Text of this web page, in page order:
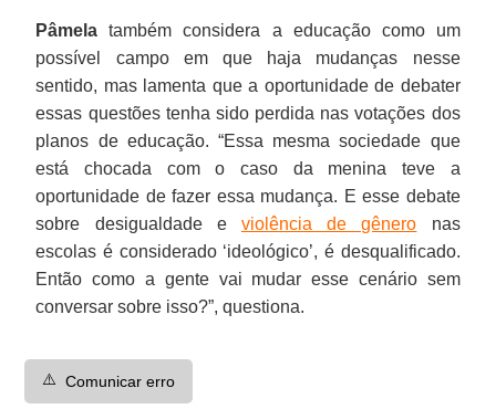
Pâmela também considera a educação como um
possível campo em que haja mudanças nesse
sentido, mas lamenta que a oportunidade de debater
essas questões tenha sido perdida nas votações dos
planos de educação. “Essa mesma sociedade que
está chocada com o caso da menina teve a
oportunidade de fazer essa mudança. E esse debate
sobre desigualdade e violência de gênero nas
escolas é considerado ‘ideológico’, é desqualificado.
Então como a gente vai mudar esse cenário sem
conversar sobre isso?”, questiona.
⚠️ Comunicar erro